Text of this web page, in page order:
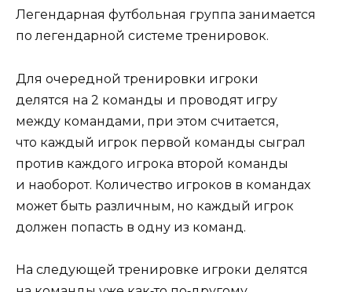
Легендарная футбольная группа занимается
по легендарной системе тренировок.
Для очередной тренировки игроки
делятся на 2 команды и проводят игру
между командами, при этом считается,
что каждый игрок первой команды сыграл
против каждого игрока второй команды
и наоборот. Количество игроков в командах
может быть различным, но каждый игрок
должен попасть в одну из команд.
На следующей тренировке игроки делятся